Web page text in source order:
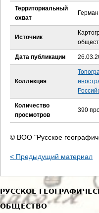
д
е
ь
Территориальный
охват
Источник
Дата публикации
Коллекция
Количество
просмотров
390
© ВОО "Русское
< Предыдущий материал
РУССКОЕ
ОБЩЕСТВО